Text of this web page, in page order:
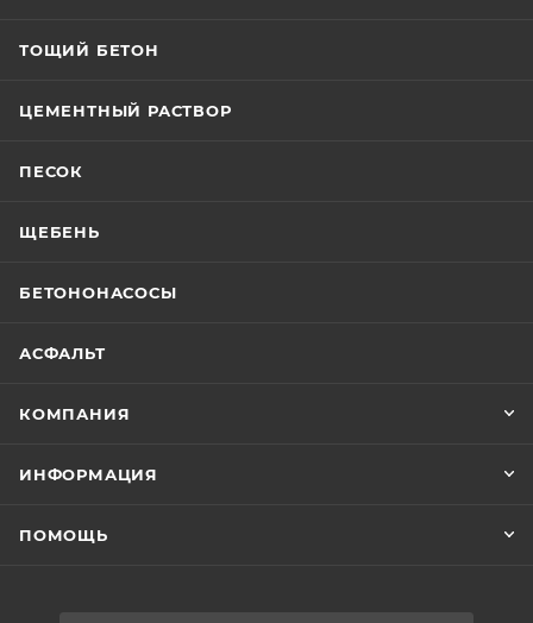
ТОЩИЙ БЕТОН
ЦЕМЕНТНЫЙ РАСТВОР
ПЕСОК
ЩЕБЕНЬ
БЕТОНОНАСОСЫ
АСФАЛЬТ
КОМПАНИЯ
ИНФОРМАЦИЯ
ПОМОЩЬ